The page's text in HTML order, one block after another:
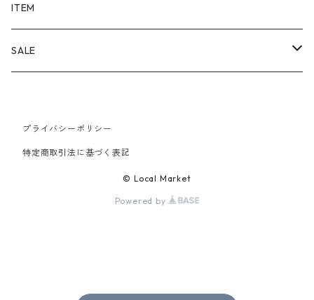
SHORTS
PANTS
ITEM
SALE
PANTS
プライバシーポリシー
特定商取引法に基づく表記
© Local Market
Powered by